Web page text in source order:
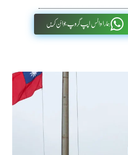
ہمارا واٹس اپپ گروپ جوائن کریں